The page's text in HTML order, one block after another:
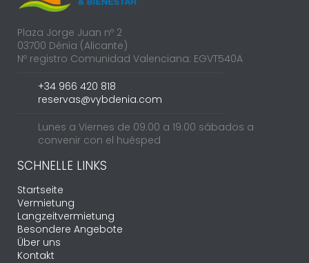
Plaza Jorge Juan nº 2
03700 Dénia (Alicante)
Nº registro Comunidad Valenciana: EGVT540A
+34 966 420 818
reservas@vybdenia.com
Lunes a Viernes de 09.00 a 19.00 sábados a
convenir con el huésped
SCHNELLE LINKS
Startseite
Vermietung
Langzeitvermietung
Besondere Angebote
Über uns
Kontakt